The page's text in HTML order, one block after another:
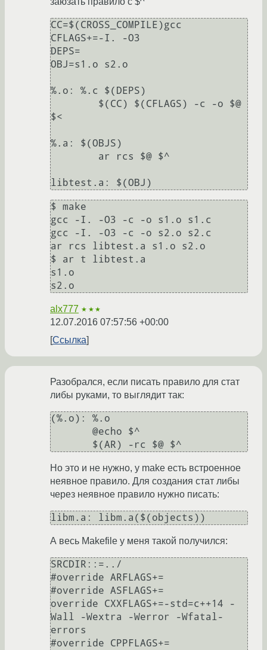
CC=$(CROSS_COMPILE)gcc
CFLAGS+=-I. -O3
DEPS=
OBJ=s1.o s2.o
%.o: %.c $(DEPS)
$<
%.a: $(OBJS)
$ make
gcc -I. -O3 -c -o s1.o s1.c
gcc -I. -O3 -c -o s2.o s2.c
ar rcs libtest.a s1.o s2.o
$ ar t libtest.a
s1.o
alx777 ★★★
12.07.2016 07:57:56 +00:00
Ссылка
Разобрался, если писать правило для стат
либы руками, то выглядит так:
(%.o): %.o
Но это и не нужно, у make есть встроенное
неявное правило. Для создания стат либы
через неявное правило нужно писать:
А весь Makefile у меня такой получился:
SRCDIR::=../
#override ARFLAGS+=
#override ASFLAGS+=
override CXXFLAGS+=-std=c++14 -
Wall -Wextra -Werror -Wfatal-
errors
#override CPPFLAGS+=